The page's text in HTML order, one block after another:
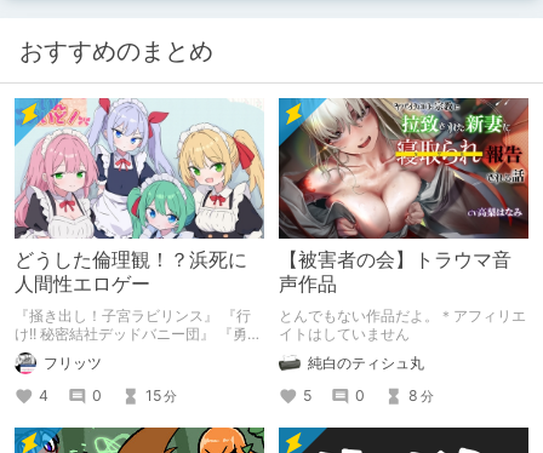
おすすめのまとめ
どうした倫理観！？浜死に
人間性エロゲー
『掻き出し！子宮ラビリンス』 『行
け!! 秘密結社デッドバニー団』 『勇者
ミアとツンツン猫サキュバス ~それで
も勇者はコロせない!~』 『めいどいん
めいど！』 本記事はねくすとテーマ
「人に薦めづらいけど好きな作
品」”ではない”です。 好きだったら人
に薦めるのは当たり前だよなぁ！？
フリッツ
4
0 15分
【被害者の会】トラウマ音
声作品
とんでもない作品だよ。＊アフィリエ
イトはしていません
純白のティシュ丸
5
0 8 分